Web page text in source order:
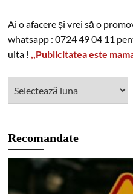
Ai o afacere și vrei să o
whatsapp : 0724 49 04 11
uita ! ,,Publicitatea este
Recomandate